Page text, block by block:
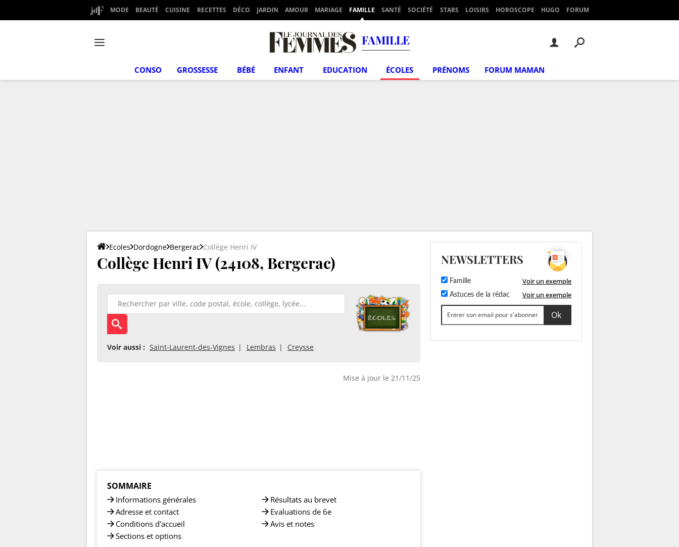
MODE BEAUTÉ CUISINE RECETTES DÉCO JARDIN AMOUR MARIAGE FAMILLE SANTÉ SOCIÉTÉ STARS LOISIRS HOROSCOPE HUGO FORUM
FAMILLE
CONSO GROSSESSE BÉBÉ ENFANT EDUCATION ÉCOLES PRÉNOMS FORUM MAMAN
Ecoles Dordogne Bergerac Collège Henri IV
Collège Henri IV (24108, Bergerac)
Voir aussi : Saint-Laurent-des-Vignes Lembras Creysse
Mise à jour le 21/11/25
SOMMAIRE
Informations générales
Adresse et contact
Conditions d'accueil
Sections et options
Résultats au brevet
Evaluations de 6e
Avis et notes
NEWSLETTERS
Famille Voir un exemple
Astuces de la rédac Voir un exemple